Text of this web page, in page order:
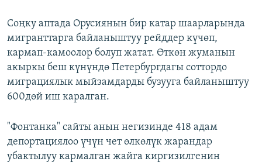
Соңку аптада Орусиянын бир катар шаарларында
мигранттарга байланыштуу рейддер күчөп,
кармап-камоолор болуп жатат. Өткөн жуманын
акыркы беш күнүндө Петербургдагы соттордо
миграциялык мыйзамдарды бузууга байланыштуу
600дөй иш каралган.
"Фонтанка" сайты анын негизинде 418 адам
депортациялоо үчүн чет өлкөлүк жарандар
убактылуу кармалган жайга киргизилгенин